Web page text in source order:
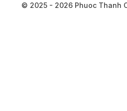
© 2025 - 2026 Phuoc Thanh